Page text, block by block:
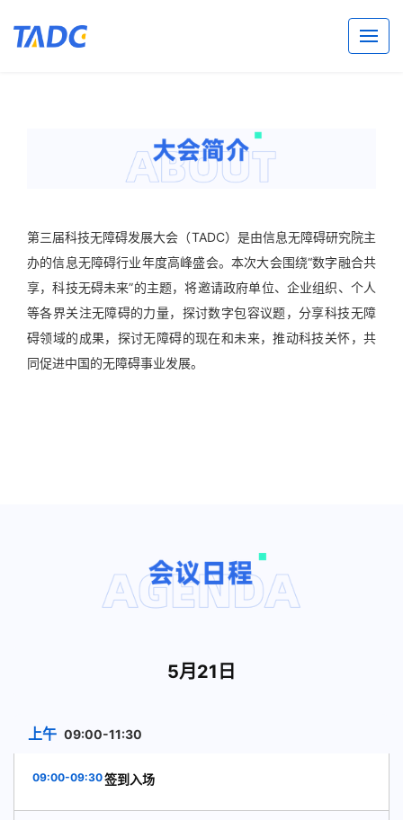
第三届科技无障碍发展大会（TADC）是由信息无障碍研究院主
办的信息无障碍行业年度高峰盛会。本次大会围绕“数字融合共
享，科技无碍未来”的主题，将邀请政府单位、企业组织、个人
等各界关注无障碍的力量，探讨数字包容议题，分享科技无障
碍领域的成果，探讨无障碍的现在和未来，推动科技关怀，共
同促进中国的无障碍事业发展。
5月21日
上午 09:00-11:30
09:00-09:30签到入场